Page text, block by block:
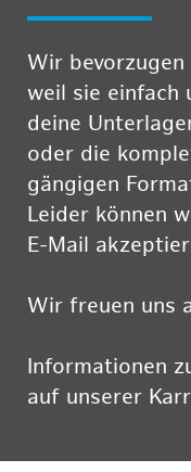
Wir
weil sie einfach
deine
oder die
gängigen
Leider können
E-Mail
Wir freuen uns
Informationen
auf unserer